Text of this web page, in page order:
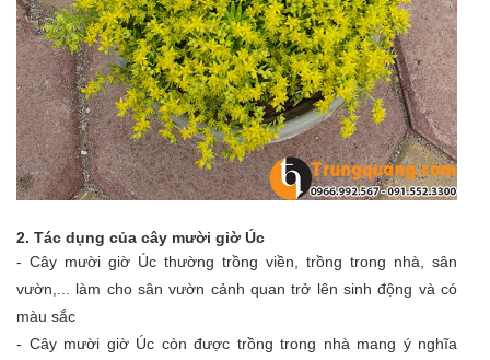
2. Tác dụng của cây mười giờ Úc
- Cây mười giờ Úc thường trồng viền, trồng trong nhà, sân
vườn,... làm cho sân vườn cảnh quan trở lên sinh động và có
màu sắc
- Cây mười giờ Úc còn được trồng trong nhà mang ý nghĩa